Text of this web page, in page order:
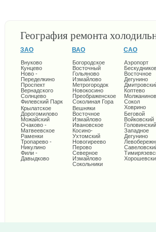
География ремонта
ЗАО
Внуково
Кунцево
Ново -
Переделкино
Проспект
Вернадского
Солнцево
Филевский Парк
Крылатское
Дорогомилово
Можайский
Очаково -
Матвеевское
Раменки
Тропарево -
Никулино
Фили -
Давыдково
ВАО
Богородское
Восточный
Гольяново
Измайлово
Метрогородок
Новокосино
Преображенское
Соколиная Гора
Вешняки
Восточное
Измайлово
Ивановское
Косино-
Ухтомский
Новогиреево
Перово
Северное
Измайлово
Сокольники
САО
Аэропорт
Восточное
Дегунино
Коптево
Сокол
Ховрино
Беговой
Войковский
Головинский
Западное
Дегунино